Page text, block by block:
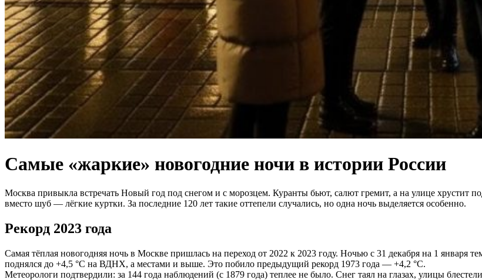
Самые «жаркие» новогодние ночи в истории России
Москва привыкла встречать Новый год под снегом и с морозцем. Куранты бьют, салют гремит, а на улице хрустит
вместо шуб — лёгкие куртки. За последние 120 лет такие оттепели случались, но одна ночь выделяется особенно.
Рекорд 2023 года
Самая тёплая новогодняя ночь в Москве пришлась на переход от 2022 к 2023 году. Ночью с 31 декабря на 1 января
поднялся до +4,5 °C на ВДНХ, а местами и выше. Это побило предыдущий рекорд 1973 года — +4,2 °C.
Метеорологи подтвердили: за 144 года наблюдений (с 1879 года) теплее не было. Снег таял на глазах, улицы